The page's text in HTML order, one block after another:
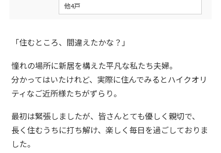
他4戸
「住むところ、間違えたかな？」
憧れの場所に新居を構えた平凡な私たち夫婦。
分かってはいたけれど、実際に住んでみるとハイクオリ
ティなご近所様たちがずらり。
最初は緊張しましたが、皆さんとても優しく親切で、
長く住むうちに打ち解け、楽しく毎日を過ごしておりま
した。